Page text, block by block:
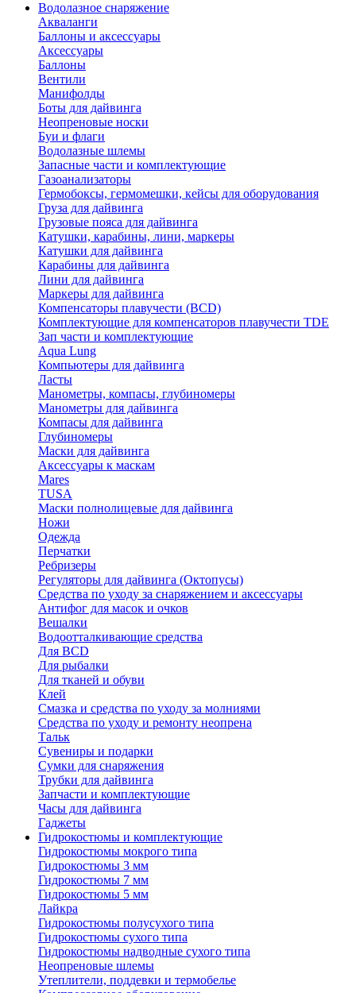
Водолазное снаряжение
Акваланги
Баллоны и аксессуары
Аксессуары
Баллоны
Вентили
Манифолды
Боты для дайвинга
Неопреновые носки
Буи и флаги
Водолазные шлемы
Запасные части и комплектующие
Газоанализаторы
Гермобоксы, гермомешки, кейсы для оборудования
Груза для дайвинга
Грузовые пояса для дайвинга
Катушки, карабины, лини, маркеры
Катушки для дайвинга
Карабины для дайвинга
Лини для дайвинга
Маркеры для дайвинга
Компенсаторы плавучести (BCD)
Комплектующие для компенсаторов плавучести TDE
Зап части и комплектующие
Aqua Lung
Компьютеры для дайвинга
Ласты
Манометры, компасы, глубиномеры
Манометры для дайвинга
Компасы для дайвинга
Глубиномеры
Маски для дайвинга
Аксессуары к маскам
Mares
TUSA
Маски полнолицевые для дайвинга
Ножи
Одежда
Перчатки
Ребризеры
Регуляторы для дайвинга (Октопусы)
Средства по уходу за снаряжением и аксессуары
Антифог для масок и очков
Вешалки
Водоотталкивающие средства
Для BCD
Для рыбалки
Для тканей и обуви
Клей
Смазка и средства по уходу за молниями
Средства по уходу и ремонту неопрена
Тальк
Сувениры и подарки
Сумки для снаряжения
Трубки для дайвинга
Запчасти и комплектующие
Часы для дайвинга
Гаджеты
Гидрокостюмы и комплектующие
Гидрокостюмы мокрого типа
Гидрокостюмы 3 мм
Гидрокостюмы 7 мм
Гидрокостюмы 5 мм
Лайкра
Гидрокостюмы полусухого типа
Гидрокостюмы сухого типа
Гидрокостюмы надводные сухого типа
Неопреновые шлемы
Утеплители, поддевки и термобелье